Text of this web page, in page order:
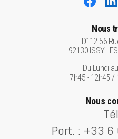
Nous
D112 56
92130 ISSY
Du Lundi
7h45 - 12h45 /
Nous
Port. : +33 6